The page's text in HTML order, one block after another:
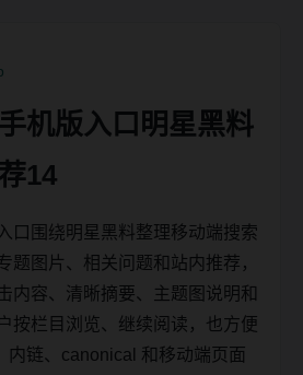
机版入口明星黑料
14
口围绕明星黑料整理移动端搜索
题图片、相关问题和站内推荐，
内容、清晰摘要、主题图说明和
按栏目浏览、继续阅读，也方便
内链、canonical 和移动端页面